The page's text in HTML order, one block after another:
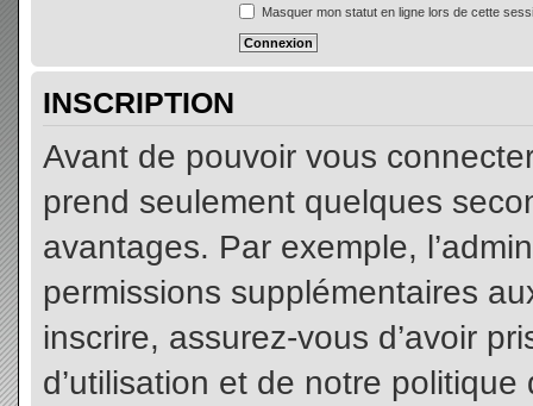
Masquer mon statut en ligne lors de cette
INSCRIPTION
Avant de pouvoir vous
prend seulement quelques
avantages. Par exemple,
permissions supplémentaires
inscrire, assurez-vous d’avoir
d’utilisation et de notre